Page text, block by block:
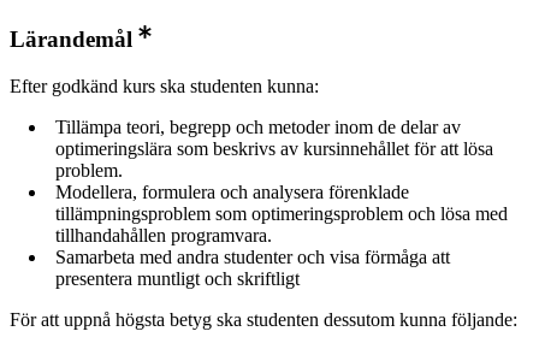
Lärandemål
Efter godkänd kurs ska studenten kunna:
Tillämpa teori, begrepp och metoder inom de delar av
optimeringslära som beskrivs av kursinnehållet för att lösa
problem.
Modellera, formulera och analysera förenklade
tillämpningsproblem som optimeringsproblem och lösa med
tillhandahållen programvara.
Samarbeta med andra studenter och visa förmåga att
presentera muntligt och skriftligt
För att uppnå högsta betyg ska studenten dessutom kunna följande: